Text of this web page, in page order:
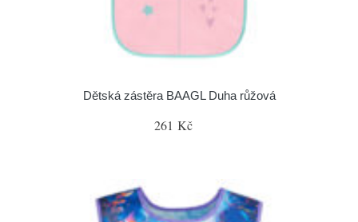
Dětská zástěra BAAGL Duha růžová
261 Kč